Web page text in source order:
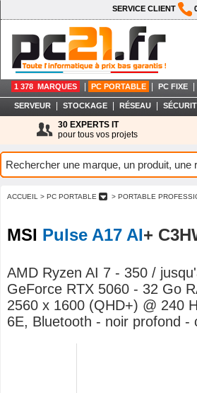
SERVICE CLIENT
1 378 MARQUES PC PORTABLE PC FIXE
SERVEUR STOCKAGE RÉSEAU
30 EXPERTS IT
pour tous vos projets
ACCUEIL > PC PORTABLE > PORTABLE
MSI Pulse A17 AI+
AMD Ryzen AI 7 - 350 /
GeForce RTX 5060 - 32 Go
2560 x 1600 (QHD+) @ 240
6E, Bluetooth - noir profond -